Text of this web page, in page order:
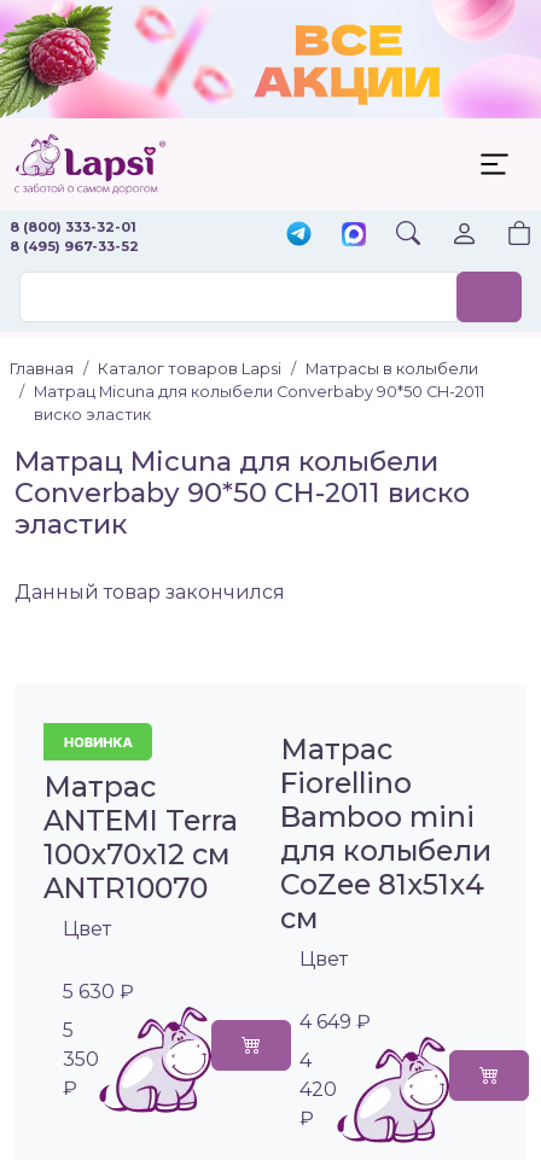
8 (800) 333-32-01
8 (495) 967-33-52
Главная Каталог товаров Lapsi
Матрасы в колыбели
Матрац Micuna для колыбели Converbaby 90*50 CH-2011
виско эластик
Матрац Micuna для колыбели
Converbaby 90*50 CH-2011 виско
эластик
Данный товар закончился
Матрас
ANTEMI Terra
100х70х12 см
ANTR10070
Цвет
5 630 ₽
5
350
₽
Матрас
Fiorellino
Bamboo mini
для колыбели
CoZee 81х51х4
см
Цвет
4 649 ₽
4
420
₽